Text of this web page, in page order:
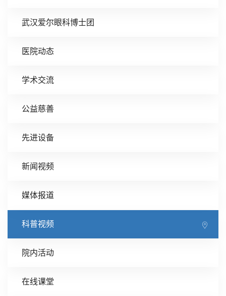
武汉爱尔眼科博士团
医院动态
学术交流
公益慈善
先进设备
新闻视频
媒体报道
科普视频
院内活动
在线课堂